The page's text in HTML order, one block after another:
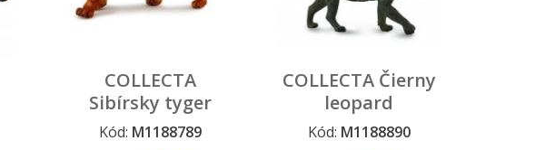
COLLECTA
Sibírsky tyger
Kód: M1188789
COLLECTA Čierny
leopard
Kód: M1188890